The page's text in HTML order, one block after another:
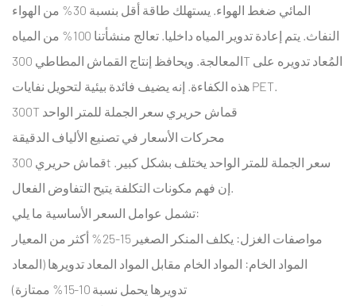
المائي ضغط الهواء. يستهلك طاقة أقل بنسبة 30% من الهواء
النفاث. يتم إعادة تدوير المياه داخليا. تعالج منشأتنا 100% من المياه
المعالجة. ويحافظ إنتاج القماش المطاطي 300T المُعاد تدويره على
هذه الكفاءة. إنه يضيف فائدة بيئية لتحويل نفايات PET.
300T قماش حريري سعر الجملة للمتر الواحد
محركات الأسعار في تصنيع الألياف الدقيقة
قماش حريري 300t سعر الجملة للمتر الواحد يختلف بشكل كبير.
إن فهم مكونات التكلفة يتيح التفاوض الفعال.
تشمل عوامل السعر الأساسية ما يلي:
مواصفات الغزل: يكلف المنكر الصغير 15-25% أكثر من المعيار
المواد الخام: المواد الخام مقابل المواد المعاد تدويرها (المعاد
تدويرها يحمل نسبة 10-15% ممتازة)